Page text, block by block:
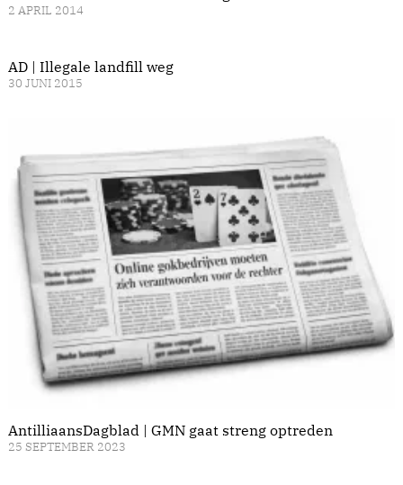
2 APRIL 2014
AD | Illegale landfill weg
30 JUNI 2015
AntilliaansDagblad | GMN gaat streng optreden
25 SEPTEMBER 2023